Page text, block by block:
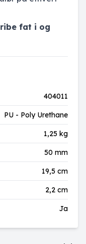
fat i og
404011
PU - Poly Urethane
1,25 kg
50 mm
19,5 cm
2,2 cm
Ja